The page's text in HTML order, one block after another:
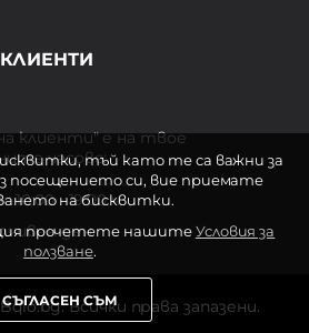
клиенти" е на твое
часове:
- 19:00 ч.
ден
Всички права запазени.
тъй като те са важни за
посещението си, вие приемате
на бисквитки.
прочетете нашитеУсловия за
ползване.
СЪГЛАСЕН СЪМ